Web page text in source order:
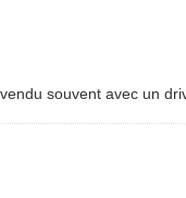
souvent avec un